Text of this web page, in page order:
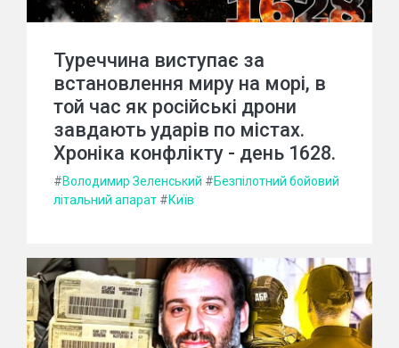
Туреччина виступає за
встановлення миру на морі, в
той час як російські дрони
завдають ударів по містах.
Хроніка конфлікту - день 1628.
#Володимир Зеленський #Безпілотний бойовий
літальний апарат #Київ